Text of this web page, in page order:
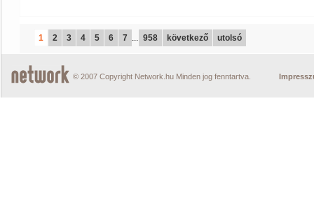
1 2 3 4 5 6 7 ... 958 következő utolsó
© 2007 Copyright Network.hu Minden jog fenntartva.